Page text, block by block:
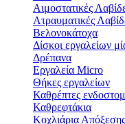
Αιμοστατικές
Ατραυματικές
Βελονοκάτοχα
Δίσκοι εργαλείων
Δρέπανα
Εργαλεία Micro
Θήκες εργαλείων
Καθρέπτες
Καθρεφτάκια
Κοχλιάρια Απόξεσης